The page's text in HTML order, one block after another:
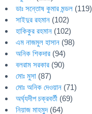
ডাঃ সন্তোষ কুমার মন্ডল (119)
সাইদুর রহমান (102)
হাকিকুর রহমান (102)
এম নাজমুল হাসান (98)
অনিক শিকদার (94)
বলরাম সরকার (90)
মোঃ মুসা (87)
মোঃ অনিক দেওয়ান (71)
অর্ঘ্যদীপ চক্রবর্তী (69)
নিয়াজ মাহমুদ(64)